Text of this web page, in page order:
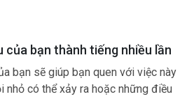
của bạn thành tiếng nhiều lần
bạn sẽ giúp bạn quen với việc này
nhỏ có thể xảy ra hoặc những điều